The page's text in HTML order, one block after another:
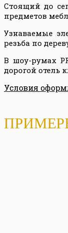
Стоящий до
предметов
Узнаваемые
резьба по
В шоу-румах
дорогой отель
Условия